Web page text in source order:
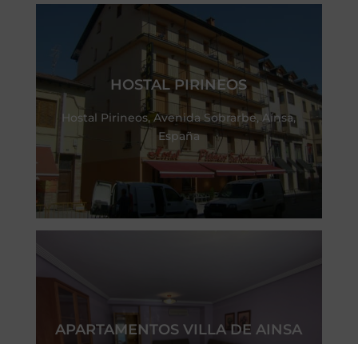
HOSTAL PIRINEOS
Hostal Pirineos, Avenida Sobrarbe, Aínsa,
España
APARTAMENTOS VILLA DE AINSA